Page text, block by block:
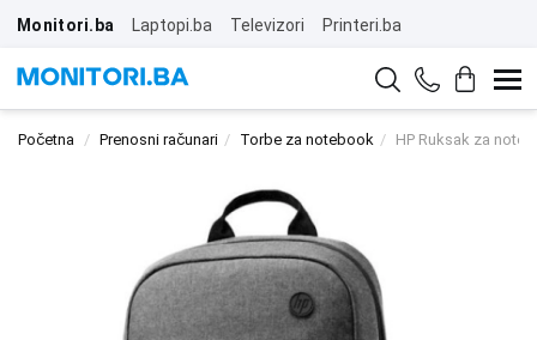
Monitori.ba Laptopi.ba Televizori Printeri.ba
Početna Prenosni računari Torbe za notebook HP Ruksak za